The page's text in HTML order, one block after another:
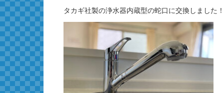
タカギ社製の浄水器内蔵型の蛇口に交換しました！